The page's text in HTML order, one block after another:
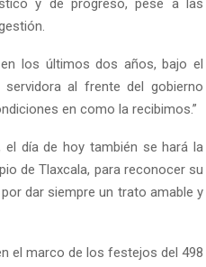
en los últimos dos años, bajo el
al frente del gobierno
en como la recibimos.”
día de hoy también se hará la
de Tlaxcala, para reconocer su
dar siempre un trato amable y
el marco de los festejos del 498